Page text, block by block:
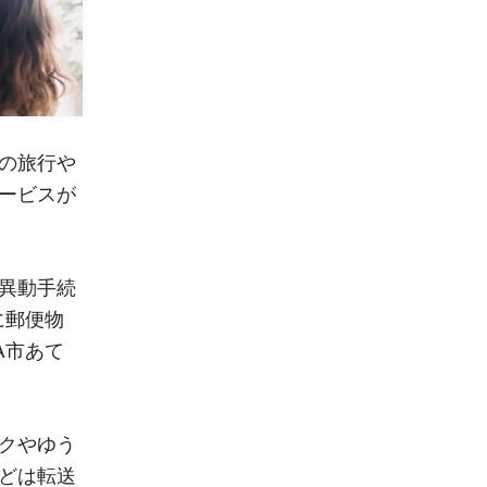
旅行や
ビスが
動手続
便物
あて
やゆう
は転送